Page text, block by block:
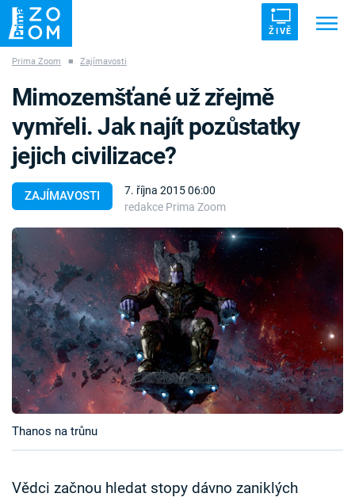
ŽIVĚ
ZÁHADY VETŘELCI DÁVNOVĚKU
Témata
Témata
Pořady
TV Program
Časopis
Sledujte prima+
Prima Zoom ■ Zajímavosti
ZAJÍMAVOSTI
7. října 2015 06:00
redakce Prima Zoom
Mimozemšťané už zřejmě
vymřeli. Jak najít pozůstatky
jejich civilizace?
Thanos na trůnu
Vědci začnou hledat stopy dávno zaniklých